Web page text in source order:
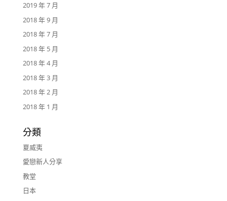
2019 年 7 月
2018 年 9 月
2018 年 7 月
2018 年 5 月
2018 年 4 月
2018 年 3 月
2018 年 2 月
2018 年 1 月
分類
夏威夷
愛戀新人分享
教堂
日本